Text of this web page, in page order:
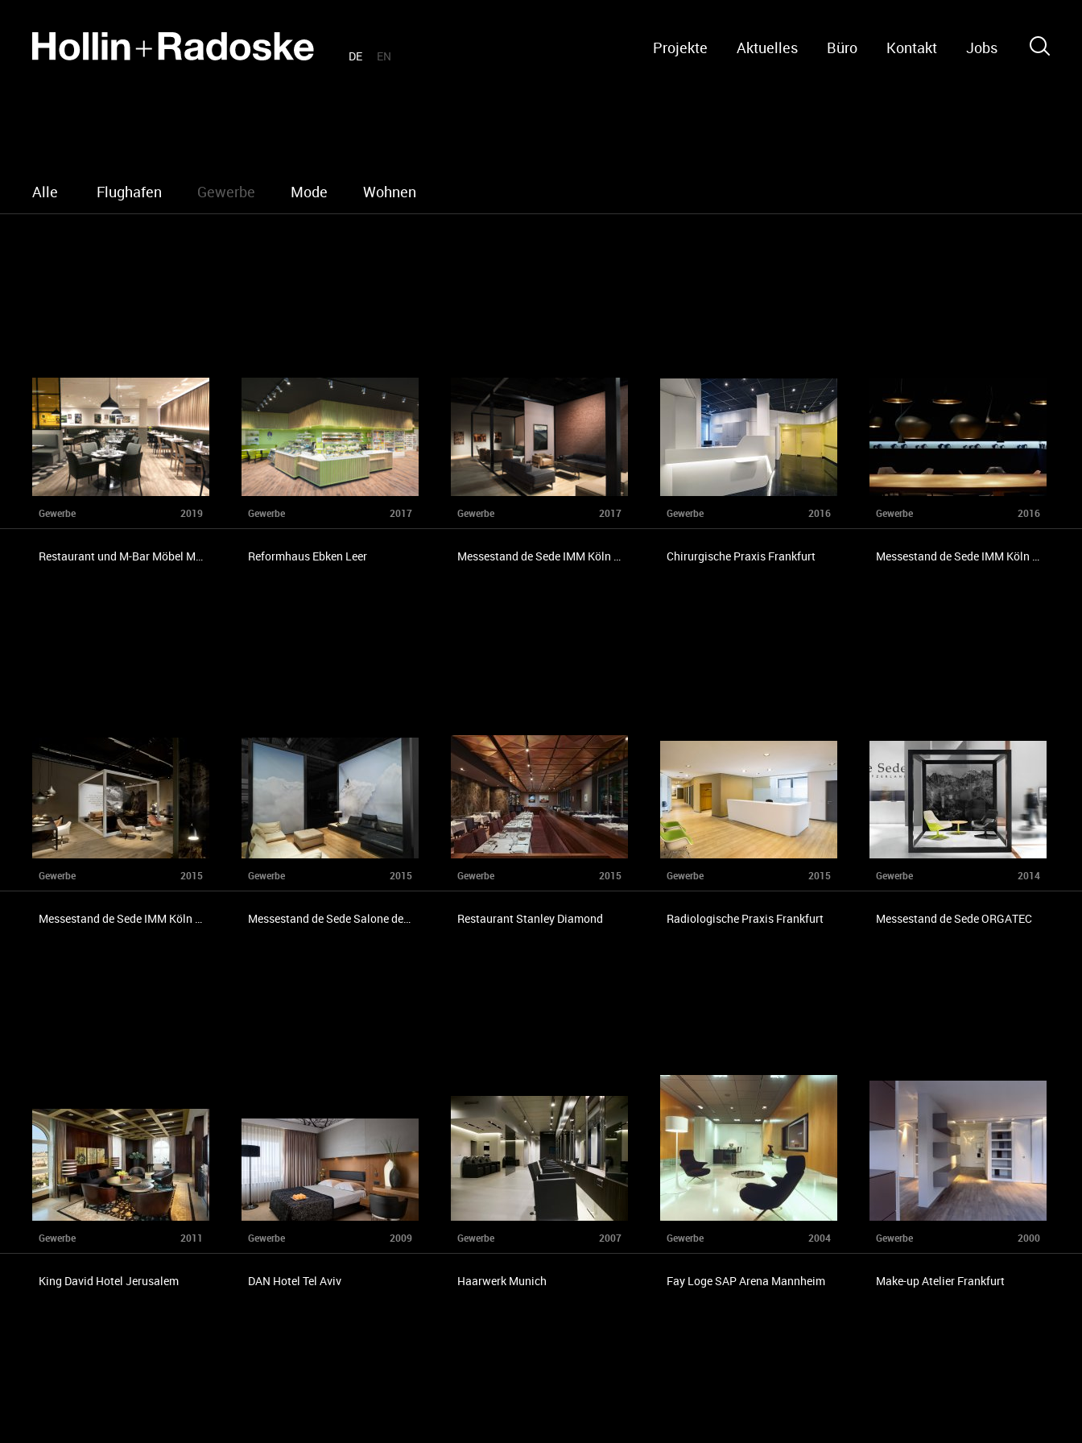
DE EN Projekte Aktuelles Büro Kontakt Jobs
Alle Flughafen Gewerbe Mode Wohnen
Gewerbe 2019
Restaurant und M-Bar Möbel Martin Saarbrücken
Gewerbe 2017
Reformhaus Ebken Leer
Gewerbe 2017
Messestand de Sede IMM Köln 2017
Gewerbe 2016
Chirurgische Praxis Frankfurt
Gewerbe 2016
Messestand de Sede IMM Köln 2016
Gewerbe 2015
Messestand de Sede IMM Köln 2015
Gewerbe 2015
Messestand de Sede Salone del Mobile
Gewerbe 2015
Restaurant Stanley Diamond
Gewerbe 2015
Radiologische Praxis Frankfurt
Gewerbe 2014
Messestand de Sede ORGATEC
Gewerbe 2011
King David Hotel Jerusalem
Gewerbe 2009
DAN Hotel Tel Aviv
Gewerbe 2007
Haarwerk Munich
Gewerbe 2004
Fay Loge SAP Arena Mannheim
Gewerbe 2000
Make-up Atelier Frankfurt